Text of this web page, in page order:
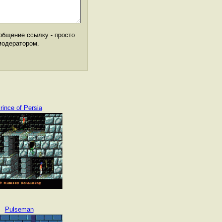
ссылку - просто
of Persia
Pulseman